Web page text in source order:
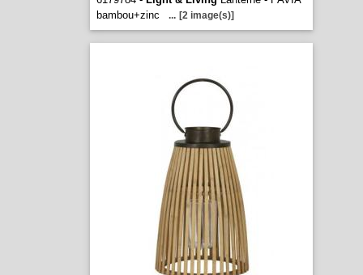
bambou+zinc
... [2 image(s)]